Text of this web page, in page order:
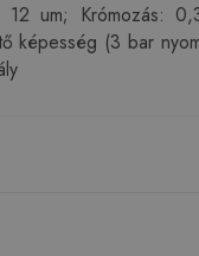
um; Krómozás:
képesség (3 bar